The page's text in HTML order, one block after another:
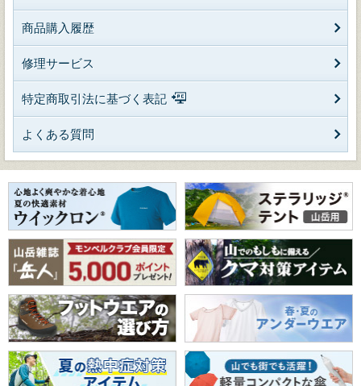
商品購入履歴
修理サービス
特定商取引法に基づく表記
よくある質問